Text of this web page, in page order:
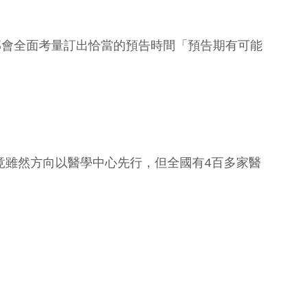
全面考量訂出恰當的預告時間「預告期有可能
然方向以醫學中心先行，但全國有4百多家醫